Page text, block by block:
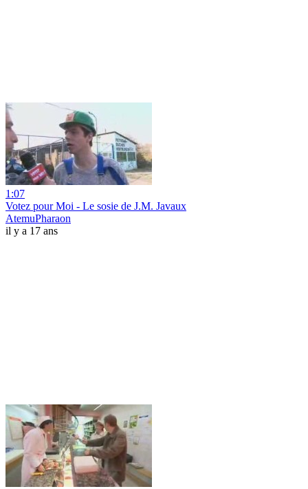
1:07
Votez pour Moi - Le sosie de J.M. Javaux
AtemuPharaon
il y a 17 ans